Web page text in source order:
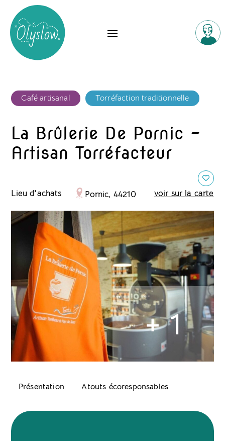
Café artisanal Torréfaction traditionnelle
La Brûlerie De Pornic -
Artisan Torréfacteur
Lieu d'achats Pornic, 44210 voir sur la carte
+ 1
Présentation Atouts écoresponsables